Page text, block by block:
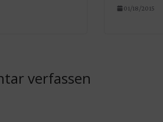
01/18/2015
verfassen